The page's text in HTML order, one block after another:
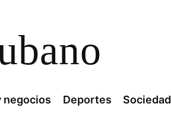
negocios Deportes Sociedad